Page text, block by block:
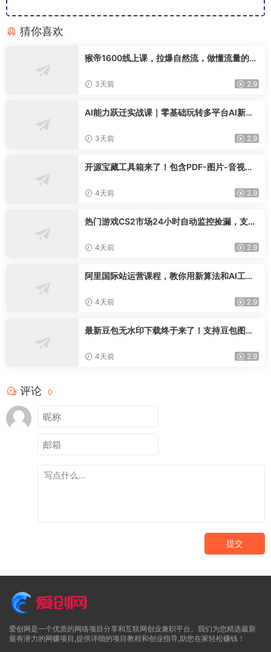
猜你喜欢
猴帝1600线上课，拉爆自然流，做懂流量的主
02】3天前 2.9
AI能力跃迁实战课｜零基础玩转多平台AI新范
3天前 2.9
开源宝藏工具箱来了！包含PDF-图片-音视频-
it-desktop
4天前 2.9
热门游戏CS2市场24小时自动监控捡漏，支持
300+【揭秘】
4天前 2.9
阿里国际站运营课程，教你用新算法和AI工
新2026年08月)
4天前 2.9
最新豆包无水印下载终于来了！支持豆包图片
载，浏览器插件(更新08月)
4天前 2.9
评论 0
提交
爱创网是一个优质的网络项目分享和互联网创业兼职平台。我们为您精选最新
最有潜力的网赚项目,提供详细的项目教程和创业指导,助您在家轻松赚钱！